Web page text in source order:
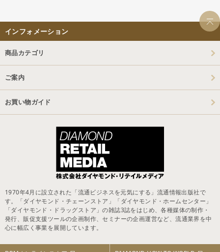
インフォメーション
商品カテゴリ
ご案内
お買い物ガイド
1970年4月に設立された「流通ビジネスを元気にする」流通情報出版社で
す。「ダイヤモンド・チェーンストア」「ダイヤモンド・ホームセンター」
「ダイヤモンド・ドラッグストア」の雑誌3誌をはじめ、各種媒体の制作・
発行、販促支援ツールの企画制作、セミナーの企画運営など、流通業界を中
心に幅広く事業を展開しています。